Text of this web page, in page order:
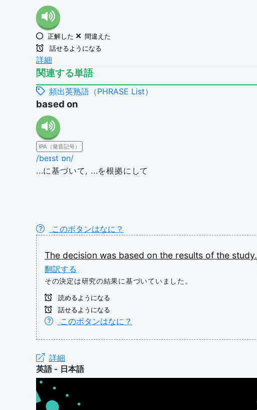
正解した
間違えた
話せるようになる
詳細
関連する単語
頻出英熟語（PHRASE List）
based on
IPA（発音記号）
/beɪst ɒn/
...に基づいて, ...を根拠にして
このボタンはなに？
The decision was based on the results of the study.
翻訳する
その決定は研究の結果に基づいていました。
読めるようになる
話せるようになる
このボタンはなに？
詳細
英語 - 日本語